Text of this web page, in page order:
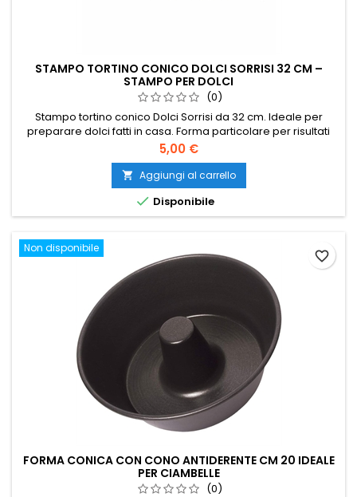
STAMPO TORTINO CONICO DOLCI SORRISI 32 CM –
STAMPO PER DOLCI
(0)
Stampo tortino conico Dolci Sorrisi da 32 cm. Ideale per
preparare dolci fatti in casa. Forma particolare per risultati
scenografici. Perfetto per cucina e pasticceria domestica.
Prezzo
5,00 €
 Aggiungi al carrello
 Disponibile
Non disponibile
FORMA CONICA CON CONO ANTIDERENTE CM 20 IDEALE
PER CIAMBELLE
(0)
favorite_border